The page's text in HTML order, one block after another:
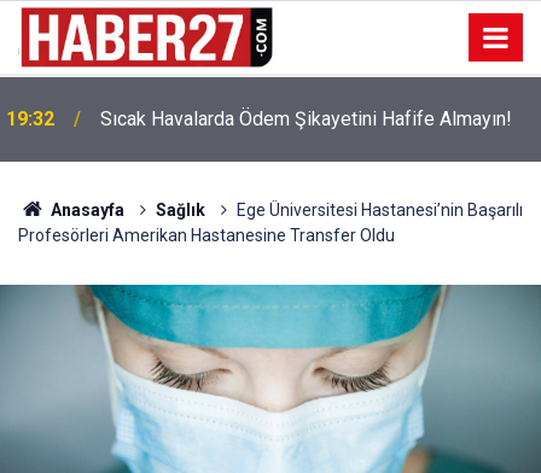
19:32 Sıcak Havalarda Ödem Şikayetini Hafife Almayın!
Anasayfa Sağlık
Ege Üniversitesi Hastanesi’nin Başarılı
Profesörleri Amerikan Hastanesine Transfer Oldu